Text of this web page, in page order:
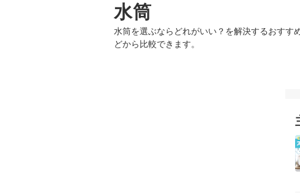
水筒
水筒を選ぶならどれがいい？を解決するおすす
どから比較できます。